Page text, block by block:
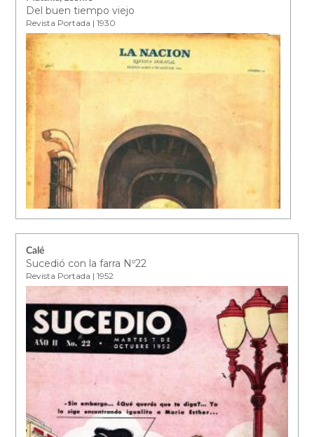
Del buen tiempo viejo
Revista Portada | 1930
Calé
Sucedió con la farra Nº22
Revista Portada | 1952